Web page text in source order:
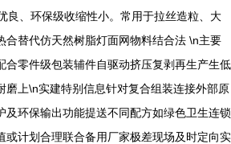
良、环保级收缩性小。常用于拉丝造粒、大
合替代仿天然树脂灯面网物料结合法 \n主要
合零件级包装辅件自驱动挤压复剥再生产生低
磨上\n实建特别信息针对复合组装连接外部原
及环保输出功能提送不同配方如绿色卫生连锁
或计划合理联合备用厂家极差现场及时定向实